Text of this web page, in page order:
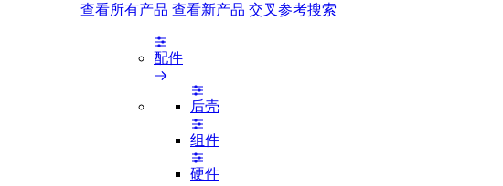
查看所有产品 查看新产品 交叉参考搜索
配件
后壳
组件
硬件